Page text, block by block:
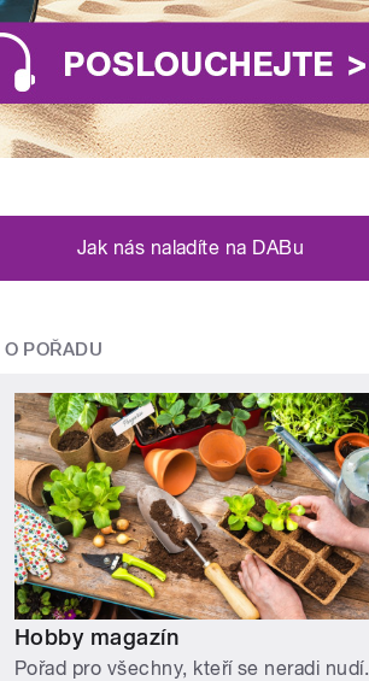
Jak nás naladíte na DABu
O POŘADU
Hobby magazín
Pořad pro všechny, kteří se neradi nudí.